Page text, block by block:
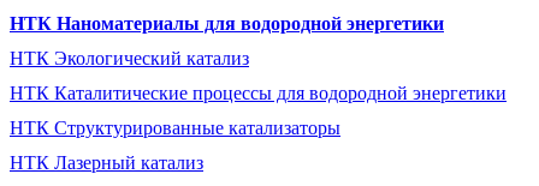
НТК Наноматериалы для водородной энергетики
НТК Экологический катализ
НТК Каталитические процессы для водородной энергетики
НТК Структурированные катализаторы
НТК Лазерный катализ